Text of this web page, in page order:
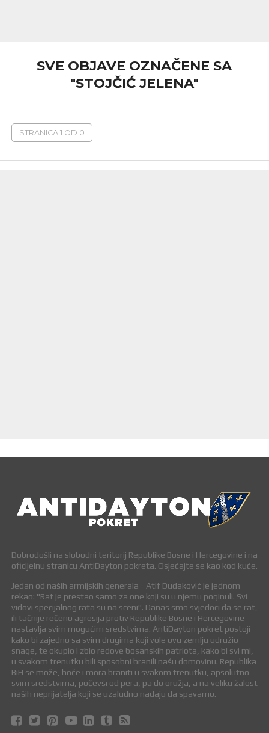
SVE OBJAVE OZNAČENE SA
"STOJČIĆ JELENA"
STRANICA 1 OD 0
Dobrodošli na slobodni teritorij Republike Bosne i Hercegovine i na
oficijelnu stranicu AntiDayton pokreta. Osjećajte se kao kod kuće.
Jedan od naših armijskih generala - Atif Dudaković je jednom
rekao: "Rat je prestao samo za one koji su u njemu poginuli. Svi
vidovi specijalnog rata su na sceni". Danas smo svjedoci da se rat,
ili tačnije rečeno agresija protiv Republike Bosne i Hercegovine
nastavlja svim mogućim sredstvima. AntiDayton pokret postoji
kako bi zajedno sa svim drugima koji vole ovu zemlju udružio
snage, te okupio i zbio redove bosanskih patriota, kako bi svi mi,
u svakom trenutku bili sposobni branili našu domovinu. Republika
BiH se može, hoće i mora braniti u svakom trenutku, apsolutno
svim sredstvima, počevši od pera, pa do oružja, a na veliku žalost
naših neprijatelja koji se uzaludno nadaju da spavamo.